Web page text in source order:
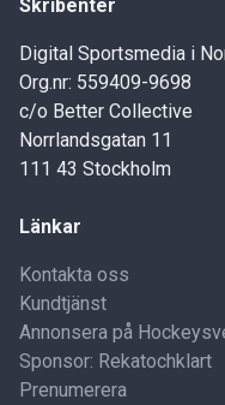
Skribenter
Digital Sportsmedia i
Org.nr: 559409-9698
c/o Better Collective
Norrlandsgatan 11
111 43 Stockholm
Länkar
Kontakta oss
Kundtjänst
Annonsera på
Sponsor: Rekatochklart
Prenumerera